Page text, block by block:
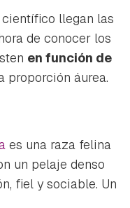
llegan las
de conocer los
en función de
proporción áurea.
es una raza felina
un pelaje denso
fiel y sociable. Un